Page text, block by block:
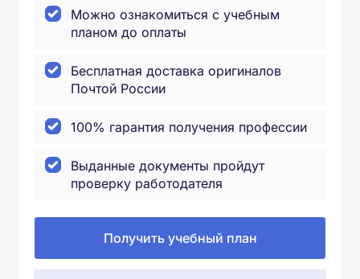
Можно ознакомиться с учебным
планом до оплаты
Бесплатная доставка оригиналов
Почтой России
100% гарантия получения профессии
Выданные документы пройдут
проверку работодателя
Получить учебный план